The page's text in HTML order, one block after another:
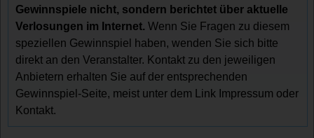
Gewinnspiele nicht, sondern berichtet über aktuelle
Verlosungen im Internet. Wenn Sie Fragen zu diesem
speziellen Gewinnspiel haben, wenden Sie sich bitte
direkt an den Veranstalter. Kontakt zu den jeweiligen
Anbietern erhalten Sie auf der entsprechenden
Gewinnspiel-Seite, meist unter dem Link Impressum oder
Kontakt.